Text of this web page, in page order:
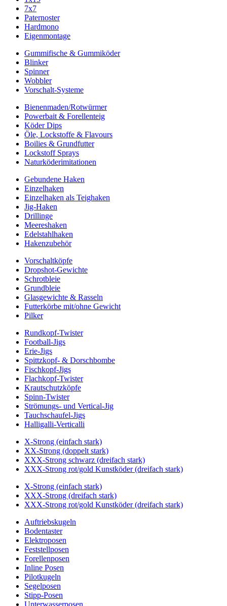
7x7
Paternoster
Hardmono
Eigenmontage
Gummifische & Gummiköder
Blinker
Spinner
Wobbler
Vorschalt-Systeme
Bienenmaden/Rotwürmer
Powerbait & Forellenteig
Köder Dips
Öle, Lockstoffe & Flavours
Boilies & Grundfutter
Lockstoff Sprays
Naturköderimitationen
Gebundene Haken
Einzelhaken
Einzelhaken als Teighaken
Jig-Haken
Drillinge
Meereshaken
Edelstahlhaken
Hakenzubehör
Vorschaltköpfe
Dropshot-Gewichte
Schrotbleie
Grundbleie
Glasgewichte & Rasseln
Futterkörbe mit/ohne Gewicht
Pilker
Rundkopf-Twister
Football-Jigs
Erie-Jigs
Spittzkopf- & Dorschbombe
Fischkopf-Jigs
Flachkopf-Twister
Krautschutzköpfe
Spinn-Twister
Strömungs- und Vertical-Jig
Tauchschaufel-Jigs
Halligalli-Verticalli
X-Strong (einfach stark)
XX-Strong (doppelt stark)
XXX-Strong schwarz (dreifach stark)
XXX-Strong rot/gold Kunstköder (dreifach stark)
X-Strong (einfach stark)
XXX-Strong (dreifach stark)
XXX-Strong rot/gold Kunstköder (dreifach stark)
Auftriebskugeln
Bodentaster
Elektroposen
Feststellposen
Forellenposen
Inline Posen
Pilotkugeln
Segelposen
Stipp-Posen
Unterwasserposen